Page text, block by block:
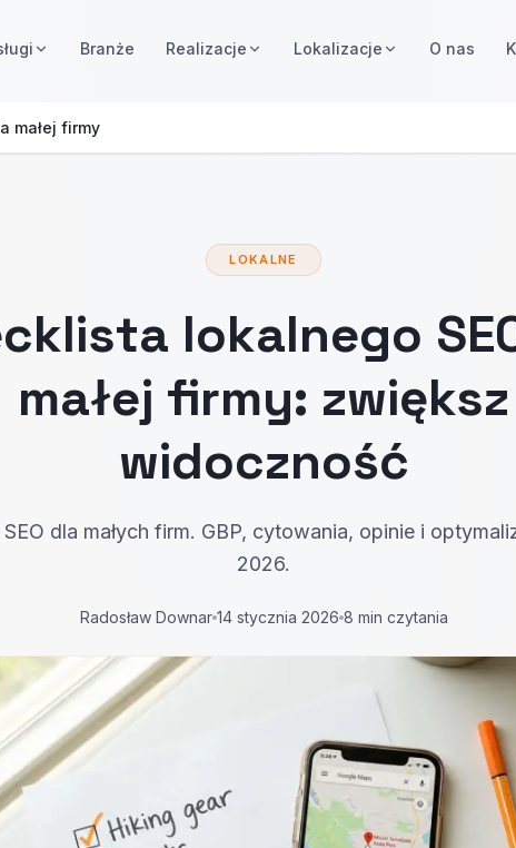
Branże Realizacje Lokalizacje O nas
małej firmy
LOKALNE
lokalnego
małej firmy: zwiększ
widoczność
dla małych firm. GBP, cytowania, opinie i
2026.
Radosław Downar 14 stycznia 2026 8 min czytania